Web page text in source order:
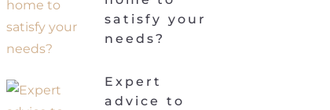
satisfy your
needs?
Expert
advice to